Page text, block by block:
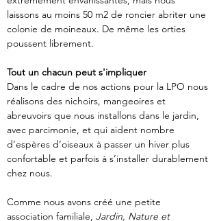
laissons au moins 50 m2 de roncier abriter une
colonie de moineaux. De même les orties
poussent librement.
Tout un chacun peut s'impliquer
Dans le cadre de nos actions pour la LPO nous
réalisons des nichoirs, mangeoires et
abreuvoirs que nous installons dans le jardin,
avec parcimonie, et qui aident nombre
d’espères d’oiseaux à passer un hiver plus
confortable et parfois à s’installer durablement
chez nous.
Comme nous avons créé une petite
association familiale, Jardin, Nature et